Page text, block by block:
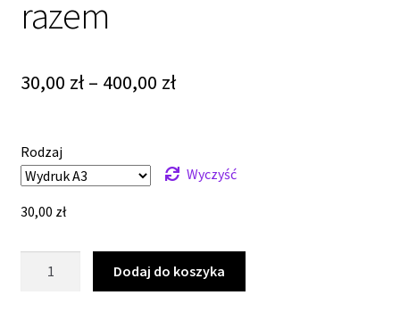
razem
30,00 zł – 400,00 złZakres
30,00 zł
Rodzaj
Wyczyść
30,00 zł
Dodaj do koszyka